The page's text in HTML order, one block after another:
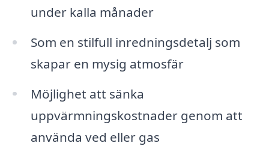
under kalla månader
Som en stilfull inredningsdetalj som
skapar en mysig atmosfär
Möjlighet att sänka
uppvärmningskostnader genom att
använda ved eller gas